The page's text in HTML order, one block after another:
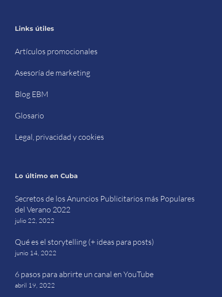
Links útiles
Artículos promocionales
Asesoría de marketing
Blog EBM
Glosario
Legal, privacidad y cookies
Lo último en Cuba
Secretos de los Anuncios Publicitarios más Populares
del Verano 2022
julio 22, 2022
Qué es el storytelling (+ ideas para posts)
junio 14, 2022
6 pasos para abrirte un canal en YouTube
abril 19, 2022